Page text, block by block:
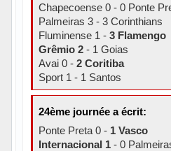
Chapecoense 0 - 0 Ponte
Palmeiras 3 - 3 Corinthians
Fluminense 1 - 3 Flamengo
Grêmio 2- 1 Goias
Avai 0 - 2 Coritiba
Sport 1 - 1 Santos
24ème journée a écrit:
Ponte Preta 0 - 1 Vasco
Internacional 1- 0